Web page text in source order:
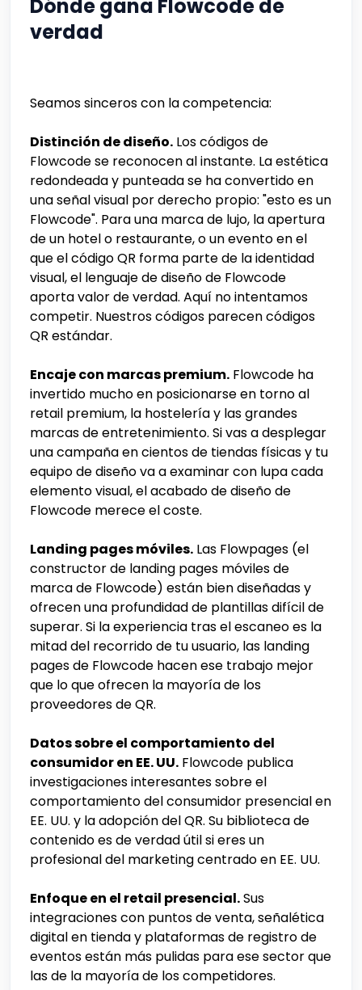
Dónde gana Flowcode de
verdad
Seamos sinceros con la competencia:
Distinción de diseño. Los códigos de
Flowcode se reconocen al instante. La estética
redondeada y punteada se ha convertido en
una señal visual por derecho propio: "esto es un
Flowcode". Para una marca de lujo, la apertura
de un hotel o restaurante, o un evento en el
que el código QR forma parte de la identidad
visual, el lenguaje de diseño de Flowcode
aporta valor de verdad. Aquí no intentamos
competir. Nuestros códigos parecen códigos
QR estándar.
Encaje con marcas premium. Flowcode ha
invertido mucho en posicionarse en torno al
retail premium, la hostelería y las grandes
marcas de entretenimiento. Si vas a desplegar
una campaña en cientos de tiendas físicas y tu
equipo de diseño va a examinar con lupa cada
elemento visual, el acabado de diseño de
Flowcode merece el coste.
Landing pages móviles. Las Flowpages (el
constructor de landing pages móviles de
marca de Flowcode) están bien diseñadas y
ofrecen una profundidad de plantillas difícil de
superar. Si la experiencia tras el escaneo es la
mitad del recorrido de tu usuario, las landing
pages de Flowcode hacen ese trabajo mejor
que lo que ofrecen la mayoría de los
proveedores de QR.
Datos sobre el comportamiento del
consumidor en EE. UU. Flowcode publica
investigaciones interesantes sobre el
comportamiento del consumidor presencial en
EE. UU. y la adopción del QR. Su biblioteca de
contenido es de verdad útil si eres un
profesional del marketing centrado en EE. UU.
Enfoque en el retail presencial.Sus
integraciones con puntos de venta, señalética
digital en tienda y plataformas de registro de
eventos están más pulidas para ese sector que
las de la mayoría de los competidores.